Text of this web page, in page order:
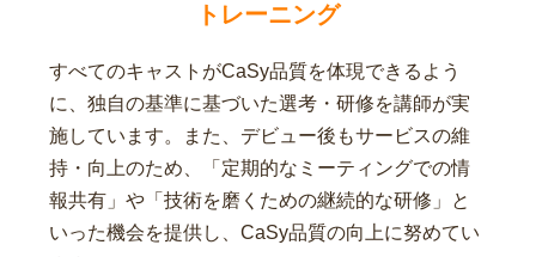
トレーニング
すべてのキャストがCaSy品質を体現できるよう
に、独自の基準に基づいた選考・研修を講師が実
施しています。また、デビュー後もサービスの維
持・向上のため、「定期的なミーティングでの情
報共有」や「技術を磨くための継続的な研修」と
いった機会を提供し、CaSy品質の向上に努めてい